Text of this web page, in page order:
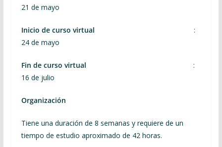
21 de mayo
Inicio de curso virtual :
24 de mayo
Fin de curso virtual :
16 de julio
Organización
Tiene una duración de 8 semanas y requiere de un
tiempo de estudio aproximado de 42 horas.